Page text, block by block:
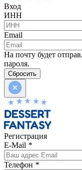
Вход
ИНН
Email
На почту будет
пароля.
Сбросить
Регистрация
E-Mail *
Телефон *